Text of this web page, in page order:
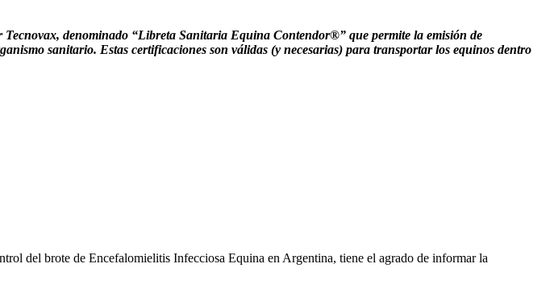
denominado “Libreta Sanitaria Equina Contendor®” que permite la emisión de
sanitario. Estas certificaciones son válidas (y necesarias) para transportar los equinos dentro
del brote de Encefalomielitis Infecciosa Equina en Argentina, tiene el agrado de informar la